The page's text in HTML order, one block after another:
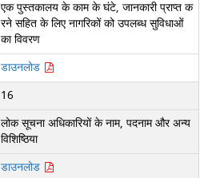
एक पुस्तकालय के काम के घंटे, जानकारी प्राप्त क
रने सहित के लिए नागरिकों को उपलब्ध सुविधाओं
का विवरण
डाउनलोड
16
लोक सूचना अधिकारियों के नाम, पदनाम और अन्य
विशिष्ठिया
डाउनलोड